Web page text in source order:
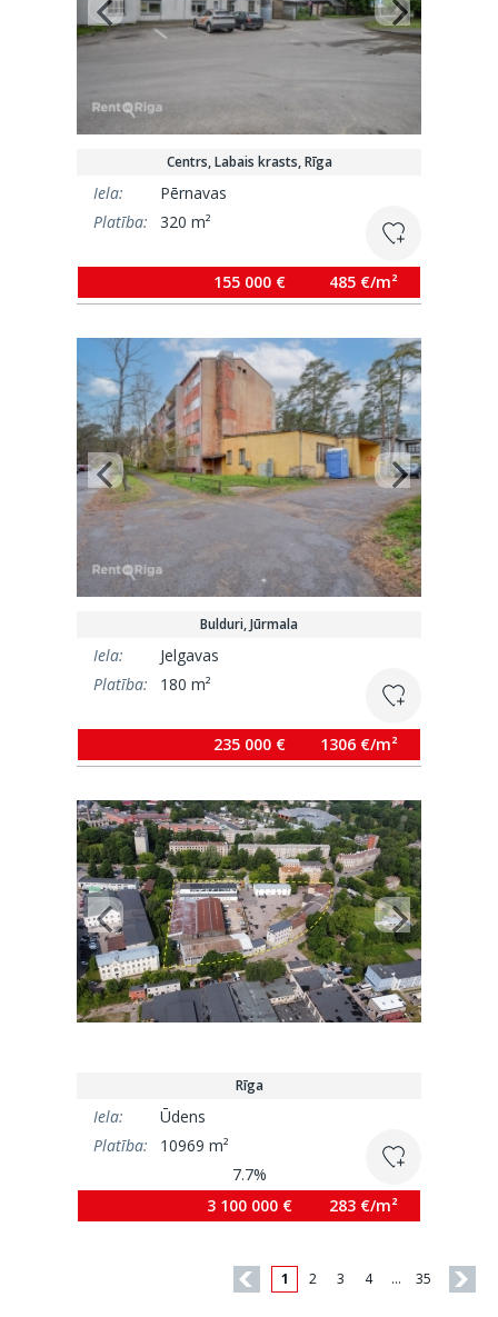
Centrs, Labais krasts, Rīga
Iela:
Pērnavas
Platība:
320 m²
155 000 € 485 €/m²
Bulduri, Jūrmala
Iela:
Jelgavas
Platība:
180 m²
235 000 € 1306 €/m²
Rīga
Iela:
Ūdens
Platība:
10969 m²
7.7%
3 100 000 €
283 €/m²
1 2 3 4 … 35